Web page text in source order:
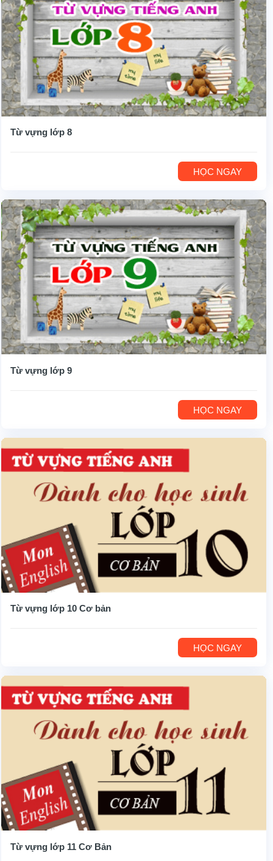
Từ vựng lớp 8
HỌC NGAY
Từ vựng lớp 9
HỌC NGAY
Từ vựng lớp 10 Cơ bản
HỌC NGAY
Từ vựng lớp 11 Cơ Bản